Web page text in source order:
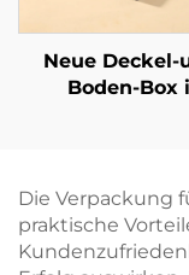
Neue Deckel-
Boden-Box
für Ringe
Die Verpackung
praktische